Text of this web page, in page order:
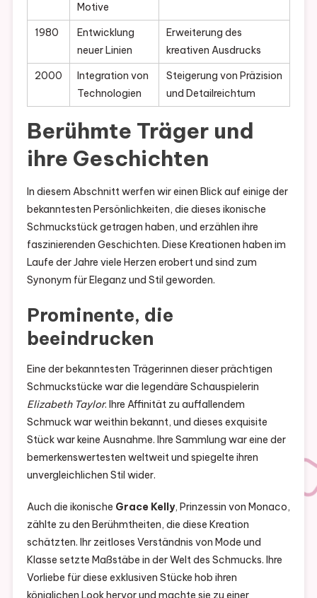
Motive
1980
Entwicklung
neuer Linien
Erweiterung des
kreativen Ausdrucks
2000
Integration von
Technologien
Steigerung von Präzision
und Detailreichtum
Berühmte Träger und
ihre Geschichten
In diesem Abschnitt werfen wir einen Blick auf einige der
bekanntesten Persönlichkeiten, die dieses ikonische
Schmuckstück getragen haben, und erzählen ihre
faszinierenden Geschichten. Diese Kreationen haben im
Laufe der Jahre viele Herzen erobert und sind zum
Synonym für Eleganz und Stil geworden.
Prominente, die
beeindrucken
Eine der bekanntesten Trägerinnen dieser prächtigen
Schmuckstücke war die legendäre Schauspielerin
Elizabeth Taylor. Ihre Affinität zu auffallendem
Schmuck war weithin bekannt, und dieses exquisite
Stück war keine Ausnahme. Ihre Sammlung war eine der
bemerkenswertesten weltweit und spiegelte ihren
unvergleichlichen Stil wider.
Auch die ikonische Grace Kelly, Prinzessin von Monaco,
zählte zu den Berühmtheiten, die diese Kreation
schätzten. Ihr zeitloses Verständnis von Mode und
Klasse setzte Maßstäbe in der Welt des Schmucks. Ihre
Vorliebe für diese exklusiven Stücke hob ihren
königlichen Look hervor und machte sie zu einer